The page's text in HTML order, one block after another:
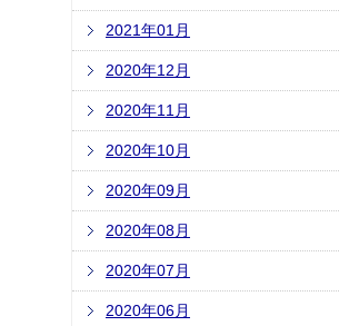
2021年01月
2020年12月
2020年11月
2020年10月
2020年09月
2020年08月
2020年07月
2020年06月